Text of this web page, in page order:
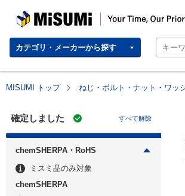
MISUMI | Your Time, Our Priority
カテゴリ・メーカーから探す
MISUMI トップ ねじ・ボルト・ナット・ワッ
確定しました すべて解除
chemSHERPA・RoHS
ミスミ品のみ対象
chemSHERPA